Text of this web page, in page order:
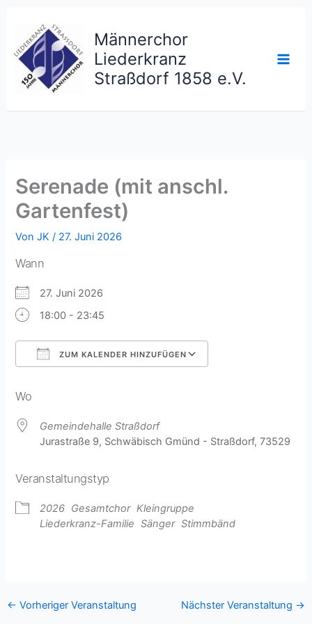
springen
Männerchor
Liederkranz
Straßdorf 1858 e.V.
Serenade (mit anschl.
Gartenfest)
VonJK/ 27. Juni 2026
Wann
27. Juni 2026
18:00 - 23:45
ZUM KALENDER HINZUFÜGEN
Wo
Gemeindehalle Straßdorf
Jurastraße 9, Schwäbisch Gmünd - Straßdorf, 73529
Veranstaltungstyp
2026 Gesamtchor Kleingruppe
Liederkranz-Familie Sänger Stimmbänd
← Vorheriger Veranstaltung Nächster Veranstaltung →